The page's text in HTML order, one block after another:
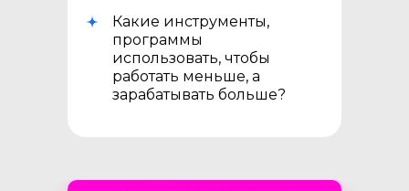
Какие инструменты,
программы
использовать, чтобы
работать меньше, а
зарабатывать больше?